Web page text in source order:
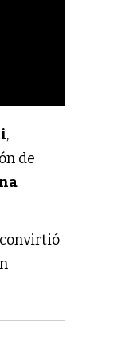
,
de
convirtió